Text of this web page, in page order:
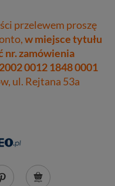
przelewem proszę
w miejsce tytułu
nr. zamówienia
0012 1848 0001
ul. Rejtana 53a